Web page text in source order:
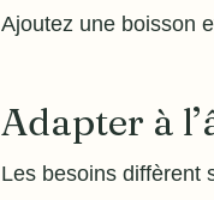
Ajoutez une boisson
Adapter à
Les besoins diffèrent